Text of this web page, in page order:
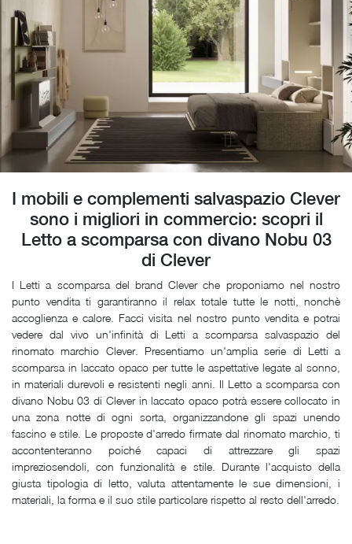
I mobili e complementi salvaspazio Clever
sono i migliori in commercio: scopri il
Letto a scomparsa con divano Nobu 03
di Clever
I Letti a scomparsa del brand Clever che proponiamo nel nostro
punto vendita ti garantiranno il relax totale tutte le notti, nonchè
accoglienza e calore. Facci visita nel nostro punto vendita e potrai
vedere dal vivo un'infinità di Letti a scomparsa salvaspazio del
rinomato marchio Clever. Presentiamo un'amplia serie di Letti a
scomparsa in laccato opaco per tutte le aspettative legate al sonno,
in materiali durevoli e resistenti negli anni. Il Letto a scomparsa con
divano Nobu 03 di Clever in laccato opaco potrà essere collocato in
una zona notte di ogni sorta, organizzandone gli spazi unendo
fascino e stile. Le proposte d'arredo firmate dal rinomato marchio, ti
accontenteranno poiché capaci di attrezzare gli spazi
impreziosendoli, con funzionalità e stile. Durante l'acquisto della
giusta tipologia di letto, valuta attentamente le sue dimensioni, i
materiali, la forma e il suo stile particolare rispetto al resto dell'arredo.